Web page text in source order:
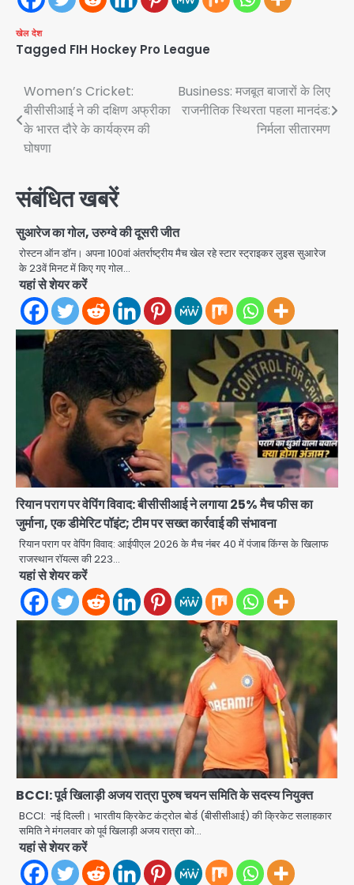
खेल देश
Tagged FIH Hockey Pro League
Post
navigation
Women’s Cricket:
बीसीसीआई ने की दक्षिण अफ्रीका
के भारत दौरे के कार्यक्रम की
घोषणा
Business: मजबूत बाजारों के लिए
राजनीतिक स्थिरता पहला मानदंड:
निर्मला सीतारमण
संबंधित खबरें
सुआरेज का गोल, उरुग्वे की दूसरी जीत
रोस्टन ऑन डॉन। अपना 100वां अंतर्राष्ट्रीय मैच खेल रहे स्टार स्ट्राइकर लुइस सुआरेज
के 23वें मिनट में किए गए गोल…
यहां से शेयर करें
रियान पराग पर वेपिंग विवाद: बीसीसीआई ने लगाया 25% मैच फीस का
जुर्माना, एक डीमेरिट पॉइंट; टीम पर सख्त कार्रवाई की संभावना
रियान पराग पर वेपिंग विवाद: आईपीएल 2026 के मैच नंबर 40 में पंजाब किंग्स के खिलाफ
राजस्थान रॉयल्स की 223…
यहां से शेयर करें
BCCI: पूर्व खिलाड़ी अजय रात्रा पुरुष चयन समिति के सदस्य नियुक्त
BCCI: नई दिल्ली। भारतीय क्रिकेट कंट्रोल बोर्ड (बीसीसीआई) की क्रिकेट सलाहकार
समिति ने मंगलवार को पूर्व खिलाड़ी अजय रात्रा को…
यहां से शेयर करें
2
Rahul Gandhi’s Prayagraj
Avinash Kumar
युवा इनोवेटरों की सोच से हाईटेक होगी दिल्ली
Team JHJ
सुदर्शन शक्ति-वी अभ्यास में मॉक आॅपरेशन
Team JHJ
5
एयरपोर्ट का फर्जी कर्मचारी बनकर 3 लाख
उड़ाए, अब पहुंचा सलाखों के पीछे
Team JHJ
Noida Sector-49: सेक्टर-49 में 18